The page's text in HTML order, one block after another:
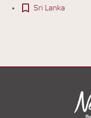
Sri Lanka